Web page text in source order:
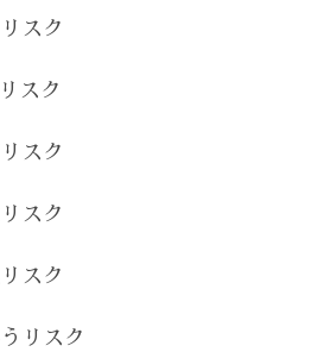
スク
スク
スク
スク
スク
リスク